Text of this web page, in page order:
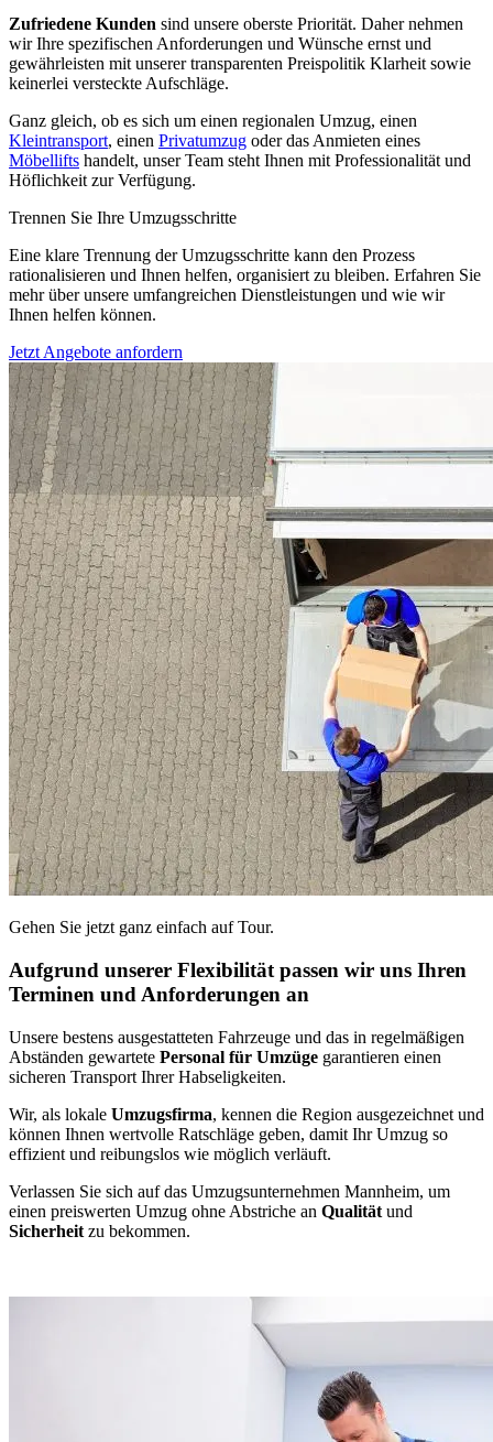
Zufriedene Kunden sind unsere oberste Priorität. Daher nehmen
wir Ihre spezifischen Anforderungen und Wünsche ernst und
gewährleisten mit unserer transparenten Preispolitik Klarheit sowie
keinerlei versteckte Aufschläge.
Ganz gleich, ob es sich um einen regionalen Umzug, einen
Kleintransport, einen Privatumzug oder das Anmieten eines
Möbellifts handelt, unser Team steht Ihnen mit Professionalität und
Höflichkeit zur Verfügung.
Trennen Sie Ihre Umzugsschritte
Eine klare Trennung der Umzugsschritte kann den Prozess
rationalisieren und Ihnen helfen, organisiert zu bleiben. Erfahren Sie
mehr über unsere umfangreichen Dienstleistungen und wie wir
Ihnen helfen können.
Jetzt Angebote anfordern
Gehen Sie jetzt ganz einfach auf Tour.
Aufgrund unserer Flexibilität passen wir uns Ihren
Terminen und Anforderungen an
Unsere bestens ausgestatteten Fahrzeuge und das in regelmäßigen
Abständen gewartete Personal für Umzüge garantieren einen
sicheren Transport Ihrer Habseligkeiten.
Wir, als lokale Umzugsfirma, kennen die Region ausgezeichnet und
können Ihnen wertvolle Ratschläge geben, damit Ihr Umzug so
effizient und reibungslos wie möglich verläuft.
Verlassen Sie sich auf das Umzugsunternehmen Mannheim, um
einen preiswerten Umzug ohne Abstriche an Qualität und
Sicherheit zu bekommen.